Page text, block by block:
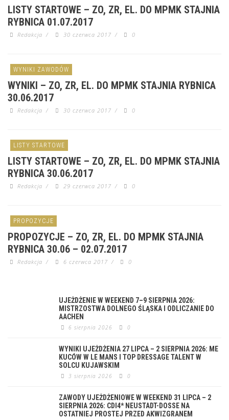
LISTY STARTOWE – ZO, ZR, EL. DO MPMK STAJNIA
RYBNICA 01.07.2017
Redakcja / 30 czerwca 2017 / 0
WYNIKI ZAWODÓW
WYNIKI – ZO, ZR, EL. DO MPMK STAJNIA RYBNICA
30.06.2017
Redakcja / 30 czerwca 2017 / 0
LISTY STARTOWE
LISTY STARTOWE – ZO, ZR, EL. DO MPMK STAJNIA
RYBNICA 30.06.2017
Redakcja / 29 czerwca 2017 / 0
PROPOZYCJE
PROPOZYCJE – ZO, ZR, EL. DO MPMK STAJNIA
RYBNICA 30.06 – 02.07.2017
Redakcja / 6 czerwca 2017 / 0
UJEŻDŻENIE W WEEKEND 7–9 SIERPNIA 2026:
MISTRZOSTWA DOLNEGO ŚLĄSKA I ODLICZANIE DO
AACHEN
6 sierpnia 2026 0
WYNIKI UJEŻDŻENIA 27 LIPCA – 2 SIERPNIA 2026: ME
KUCÓW W LE MANS I TOP DRESSAGE TALENT W
SOLCU KUJAWSKIM
3 sierpnia 2026 0
ZAWODY UJEŻDŻENIOWE W WEEKEND 31 LIPCA – 2
SIERPNIA 2026: CDI4* NEUSTADT-DOSSE NA
OSTATNIEJ PROSTEJ PRZED AKWIZGRANEM